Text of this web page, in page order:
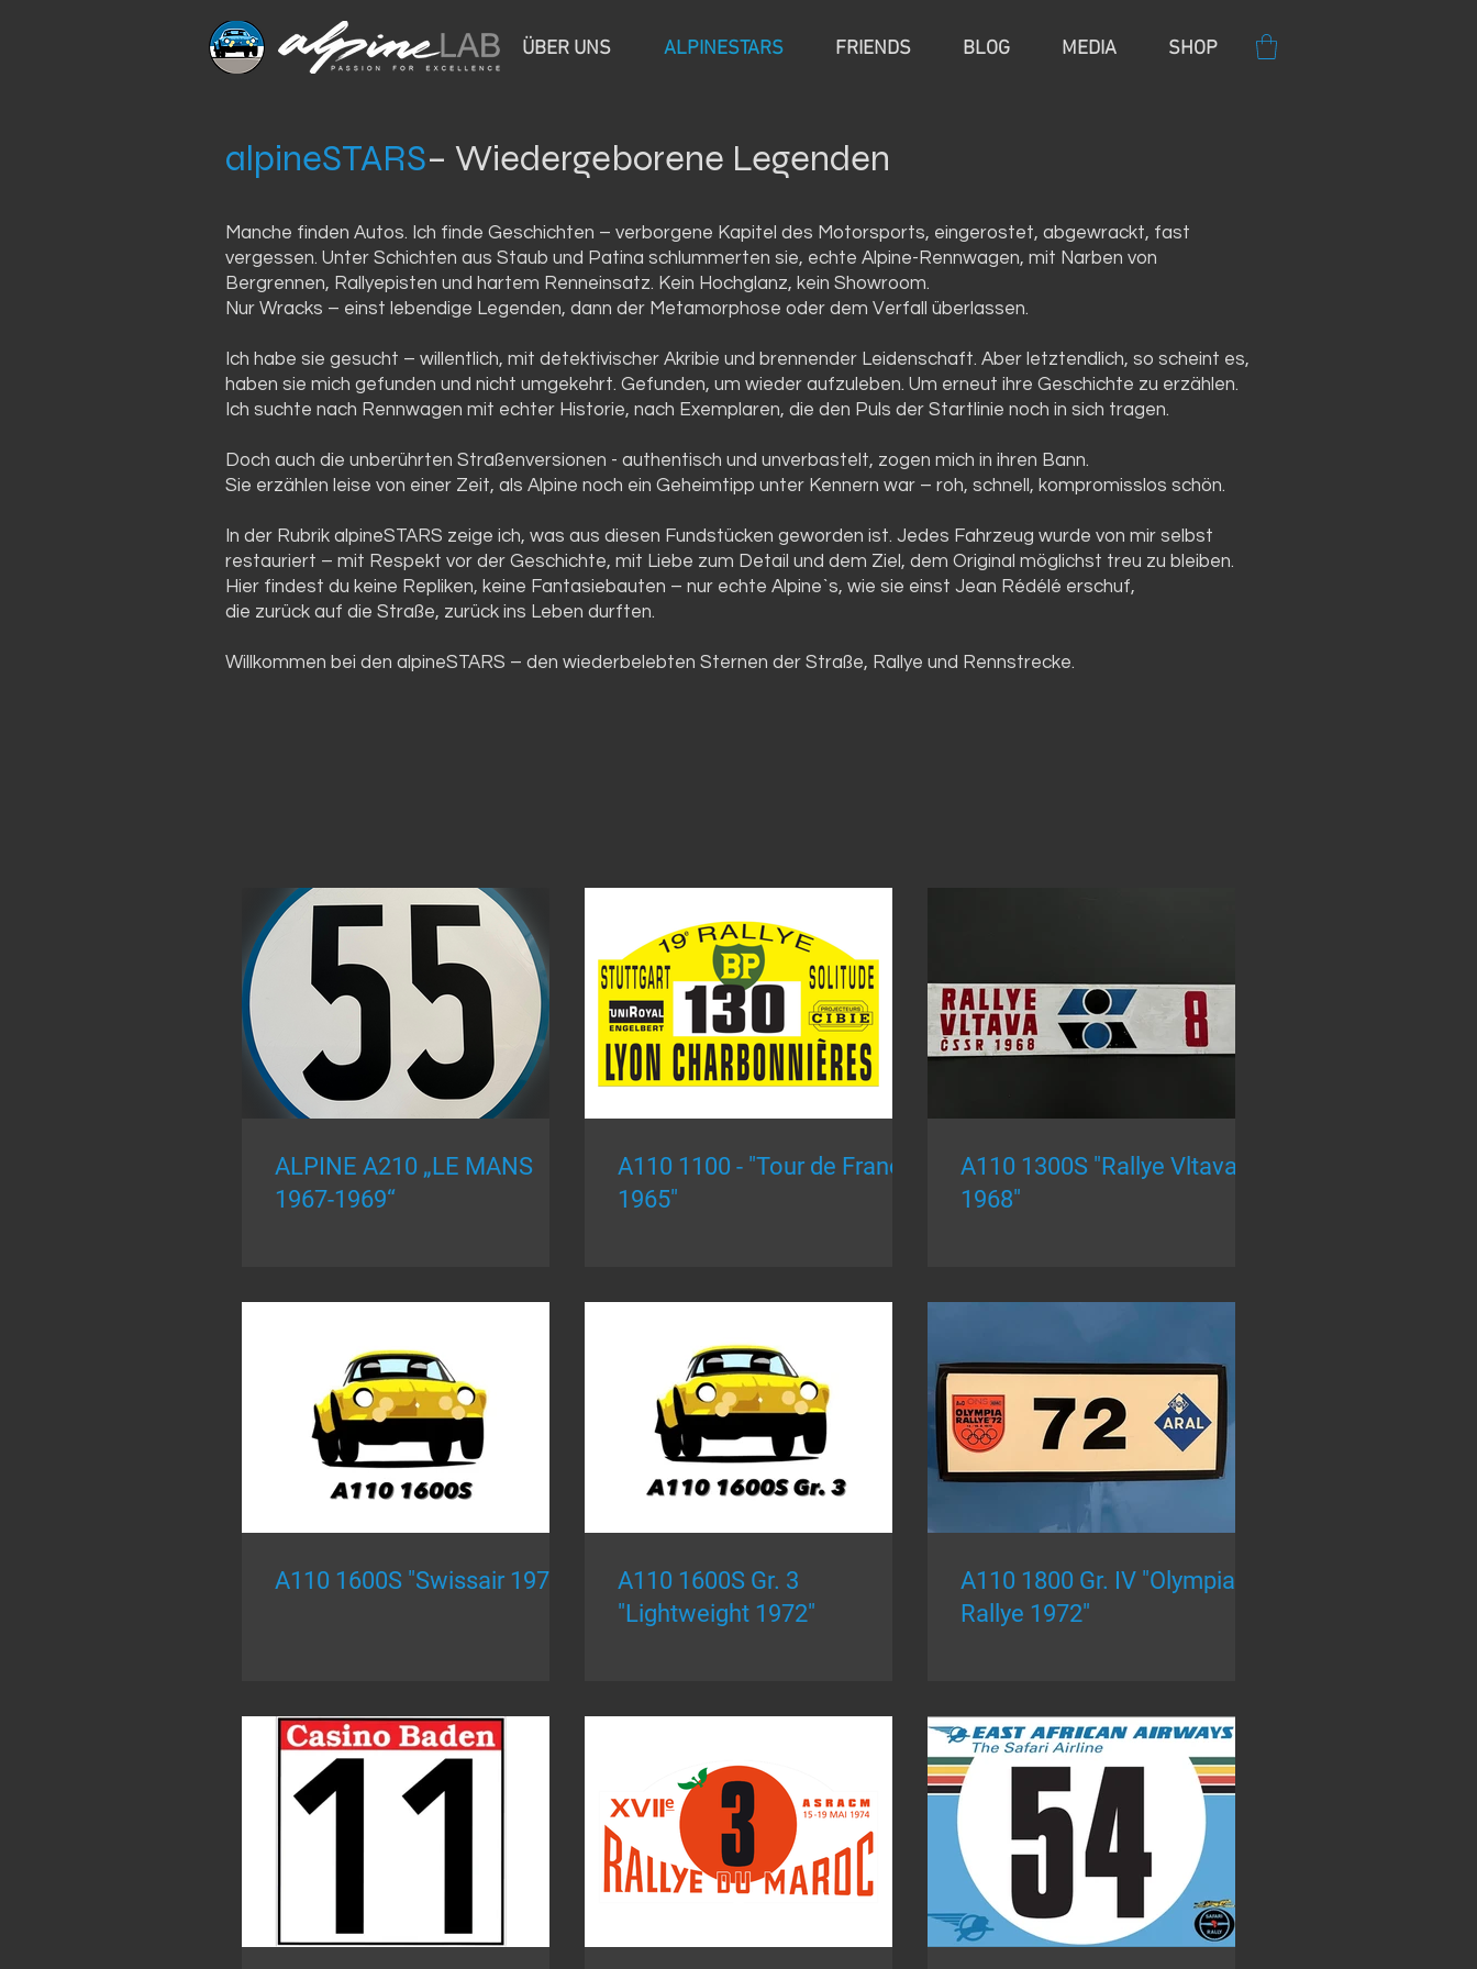
ÜBER UNS ALPINESTARS FRIENDS BLOG MEDIA SHOP
alpineSTARS– Wiedergeborene Legenden
Manche finden Autos. Ich finde Geschichten – verborgene Kapitel des Motorsports, eingerostet, abgewrackt, fast
vergessen. Unter Schichten aus Staub und Patina schlummerten sie, echte Alpine-Rennwagen, mit Narben von
Bergrennen, Rallyepisten und hartem Renneinsatz. Kein Hochglanz, kein Showroom.
Nur Wracks – einst lebendige Legenden, dann der Metamorphose oder dem Verfall überlassen.
Ich habe sie gesucht – willentlich, mit detektivischer Akribie und brennender Leidenschaft. Aber letztendlich, so scheint es,
haben sie mich gefunden und nicht umgekehrt. Gefunden, um wieder aufzuleben. Um erneut ihre Geschichte zu erzählen.
Ich suchte nach Rennwagen mit echter Historie, nach Exemplaren, die den Puls der Startlinie noch in sich tragen.
Doch auch die unberührten Straßenversionen - authentisch und unverbastelt, zogen mich in ihren Bann.
Sie erzählen leise von einer Zeit, als Alpine noch ein Geheimtipp unter Kennern war – roh, schnell, kompromisslos schön.
In der Rubrik alpineSTARS zeige ich, was aus diesen Fundstücken geworden ist. Jedes Fahrzeug wurde von mir selbst
restauriert – mit Respekt vor der Geschichte, mit Liebe zum Detail und dem Ziel, dem Original möglichst treu zu bleiben.
Hier findest du keine Repliken, keine Fantasiebauten – nur echte Alpine`s, wie sie einst Jean Rédélé erschuf,
die zurück auf die Straße, zurück ins Leben durften.
Willkommen bei den alpineSTARS – den wiederbelebten Sternen der Straße, Rallye und Rennstrecke.
ALPINE A210 „LE MANS
1967-1969“
A110 1100 - "Tour de France
1965"
A110 1300S "Rallye Vltava
1968"
A110 1600S "Swissair 1971"
A110 1600S Gr. 3
"Lightweight 1972"
A110 1800 Gr. IV "Olympia
Rallye 1972"